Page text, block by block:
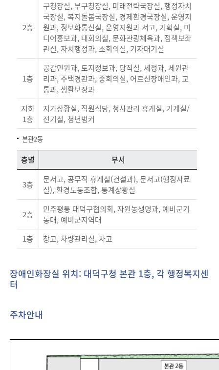
2층
구청장실, 부구청장실, 미래전략국장실, 행정자치
국장실, 복지돌봄국장실, 경제환경국장실, 운영지
원과, 정보화통신실, 운영지원과 서고, 기획실, 미
디어홍보과, 대회의실, 문화관광체육과, 정책보좌
관실, 자치행정과, 소회의실, 기자대기실
1층
공감민원과, 토지정보과, 당직실, 세정과, 세원관
리과, 주택경관과, 중회의실, 어르신장애인과, 교
통과, 생활보장과
지하
1층
지가상황실, 직원식당, 청사관리 휴게실, 기계실/
전기실, 청년벙커
본관2동
층별 부서
3층
문서고, 공무직 휴게실(건설과), 문서고(행정자료
실), 환경노동조합, 통계상황실
2층
민주평통 대덕구협의회, 자원농생명과, 예비군기
동대, 예비군지역대
1층
창고, 차량관리실, 차고
장애인화장실 위치: 대덕구청 본관 1층, 각 행정복지센
터
주차안내